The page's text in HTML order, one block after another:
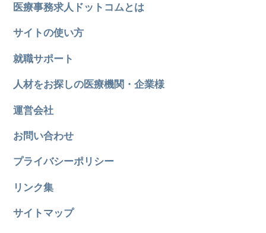
医療事務求人ドットコムとは
サイトの使い方
就職サポート
人材をお探しの医療機関・企業様
運営会社
お問い合わせ
プライバシーポリシー
リンク集
サイトマップ